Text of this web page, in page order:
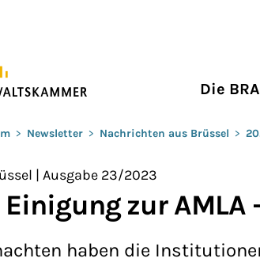
Die
> Newsletter > Nachrichten aus Brüssel >
| Ausgabe 23/2023
zur AMLA
haben die